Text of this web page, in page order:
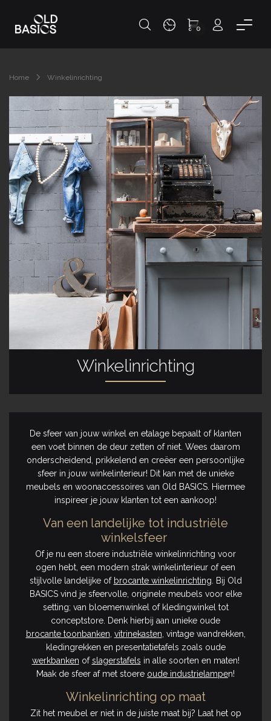
0
Home Winkelinrichting
Winkelinrichting
De sfeer van jouw winkel en etalage bepaalt of klanten
een voet binnen de deur zetten of niet. Wees daarom
onderscheidend, prikkelend en creëer een persoonlijke
sfeer in jouw winkelinterieur! Dit kan met de unieke
meubels en woonaccessoires van Old BASICS. Hiermee
inspireer je jouw klanten tot een aankoop!
Van een landelijke tot industriële
winkelsfeer
Of je nu een stoere industriële winkelinrichting voor
ogen hebt, een modern strak winkelinterieur of een
stijlvolle landelijke of brocante winkelinrichting . Bij Old
BASICS vind je sfeervolle, originele meubels voor elke
setting; van bloemenwinkel of kledingwinkel tot
conceptstore. Denk hierbij aan unieke oude
brocante toonbanken vitrinekasten , vintage wandrekken,
kledingrekken en presentatietafels zoals oude
werkbanken ofslagerstafels in alle soorten en maten!
Maak de sfeer af met stoere oude industrielampen!
Winkelinrichting op maat
Zit het meubel er niet in de juiste maat bij? Laat het op